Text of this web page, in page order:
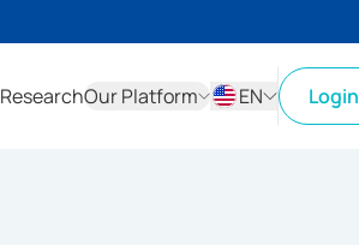
ResearchOur Platform
EN
Login